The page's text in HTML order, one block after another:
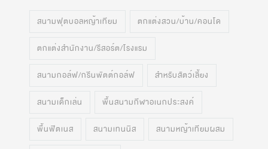
สนามฟุตบอลหญ้าเทียม ตกแต่งสวน/บ้าน/คอนโด
ตกแต่งสำนักงาน/รีสอร์ต/โรงแรม
สนามกอล์ฟ/กรีนพัตต์กอล์ฟ สำหรับสัตว์เลี้ยง
สนามเด็กเล่น พื้นสนามกีฬาอเนกประสงค์
พื้นฟิตเนส สนามเทนนิส สนามหญ้าเทียมผสม